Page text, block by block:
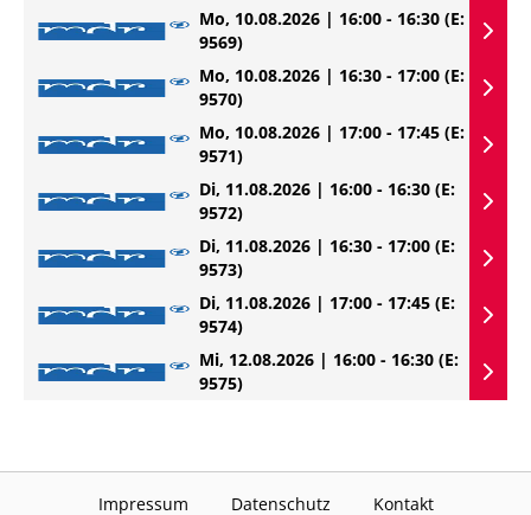
Mo, 10.08.2026 | 16:00 - 16:30 (E:
9569)
Mo, 10.08.2026 | 16:30 - 17:00 (E:
9570)
Mo, 10.08.2026 | 17:00 - 17:45 (E:
9571)
Di, 11.08.2026 | 16:00 - 16:30 (E:
9572)
Di, 11.08.2026 | 16:30 - 17:00 (E:
9573)
Di, 11.08.2026 | 17:00 - 17:45 (E:
9574)
Mi, 12.08.2026 | 16:00 - 16:30 (E:
9575)
Impressum Datenschutz Kontakt